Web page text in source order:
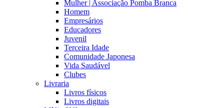
Mulher | Associação Pomba Branca
Homem
Empresários
Educadores
Juvenil
Terceira Idade
Comunidade Japonesa
Vida Saudável
Clubes
Livraria
Livros físicos
Livros digitais